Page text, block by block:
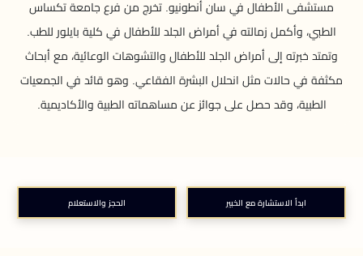
مستشفى الأطفال في سان أنطونيو. تخرج من فرع جامعة تكساس
الطبي، وأكمل زمالته في أمراض الجلد للأطفال في كلية بايلور للطب.
وتمتد خبرته إلى أمراض الجلد للأطفال والتشوهات الوعائية، مع أبحاث
مكثفة في حالات مثل انحلال البشرة الفقاعي. وهو قائد في الجمعيات
الطبية، وقد حصل على جوائز عن مساهماته الطبية والأكاديمية.
ابدأ الاستشارة مع الخبير الحجز والاستعلام